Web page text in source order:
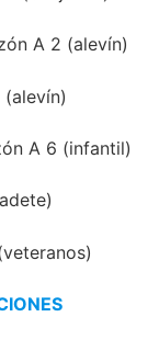
A 2 (alevín)
A 6 (infantil)